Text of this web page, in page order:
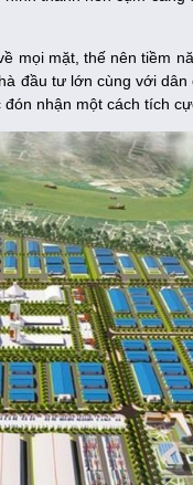
mọi mặt, thế nên tiềm
đầu tư lớn cùng với dân
nhận một cách tích